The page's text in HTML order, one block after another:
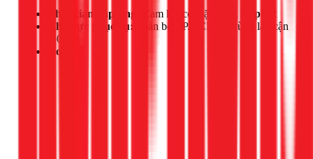
Thời gian đáp ứng: Cam kết có mặt trong
30 phút
Khu vực phục vụ:
Toàn bộ TP.HCM và vùng lân cận
(50km)
Hotline: